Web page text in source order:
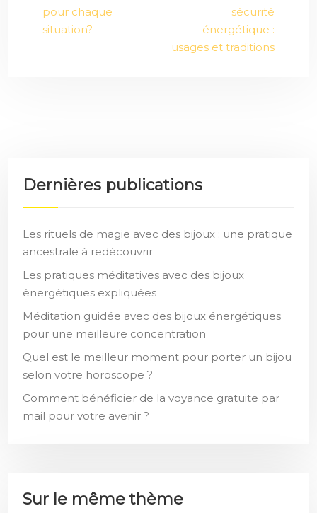
pour chaque
situation?
sécurité
énergétique :
usages et traditions
Dernières publications
Les rituels de magie avec des bijoux : une pratique
ancestrale à redécouvrir
Les pratiques méditatives avec des bijoux
énergétiques expliquées
Méditation guidée avec des bijoux énergétiques
pour une meilleure concentration
Quel est le meilleur moment pour porter un bijou
selon votre horoscope ?
Comment bénéficier de la voyance gratuite par
mail pour votre avenir ?
Sur le même thème